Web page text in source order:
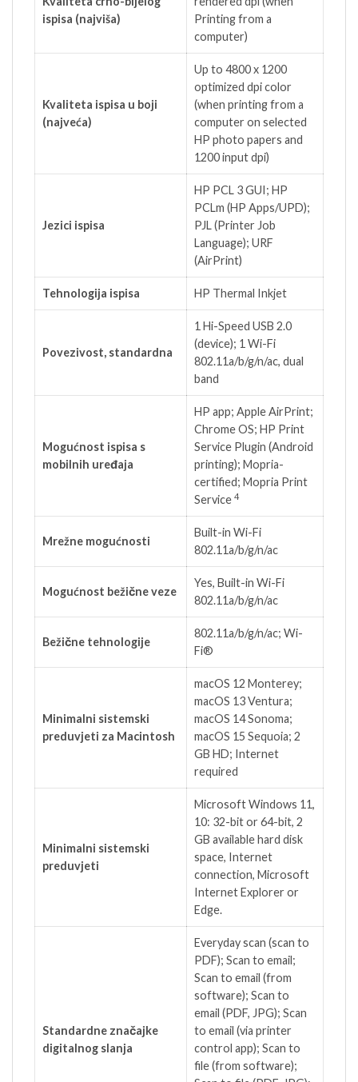
ispisa (najviša)
Printing from a
computer)
Kvaliteta ispisa u boji
(najveća)
Up to 4800 x 1200
optimized dpi color
(when printing from a
computer on selected
HP photo papers and
1200 input dpi)
Jezici ispisa
HP PCL 3 GUI; HP
PCLm (HP Apps/UPD);
PJL (Printer Job
Language); URF
(AirPrint)
Tehnologija ispisa HP Thermal Inkjet
Povezivost, standardna
1 Hi-Speed USB 2.0
(device); 1 Wi-Fi
802.11a/b/g/n/ac, dual
band
Mogućnost ispisa s
mobilnih uređaja
HP app; Apple AirPrint;
Chrome OS; HP Print
Service Plugin (Android
printing); Mopria-
certified; Mopria Print
Service 4
Mrežne mogućnosti
Built-in Wi-Fi
802.11a/b/g/n/ac
Mogućnost bežične veze
Yes, Built-in Wi-Fi
802.11a/b/g/n/ac
Bežične tehnologije
802.11a/b/g/n/ac; Wi-
Fi®
Minimalni sistemski
preduvjeti za Macintosh
macOS 12 Monterey;
macOS 13 Ventura;
macOS 14 Sonoma;
macOS 15 Sequoia; 2
GB HD; Internet
required
Minimalni sistemski
preduvjeti
Microsoft Windows 11,
10: 32-bit or 64-bit, 2
GB available hard disk
space, Internet
connection, Microsoft
Internet Explorer or
Edge.
Standardne značajke
digitalnog slanja
Everyday scan (scan to
PDF); Scan to email;
Scan to email (from
software); Scan to
email (PDF, JPG); Scan
to email (via printer
control app); Scan to
file (from software);